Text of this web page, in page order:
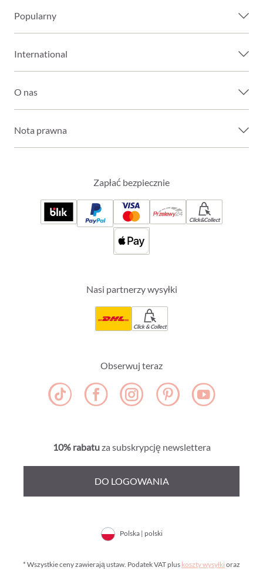
Popularny
International
O nas
Nota prawna
Zapłać bezpiecznie
Click&Collect
Nasi partnerzy wysyłki
Click & Collect
Obserwuj teraz
10% rabatuza subskrypcję newslettera
DO LOGOWANIA
Polska | polski
* Wszystkie ceny zawierają ustaw. Podatek VAT plus koszty wysyłki oraz